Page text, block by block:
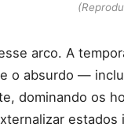
arco. A
o absurdo —
dominando os